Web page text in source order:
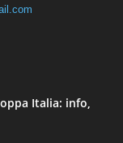
Italia: info,